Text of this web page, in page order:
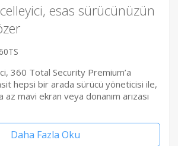
esas sürücünüzün
360 Total Security Premium’a
hepsi bir arada sürücü yöneticisi ile,
az mavi ekran veya donanım arızası
Daha Fazla Oku